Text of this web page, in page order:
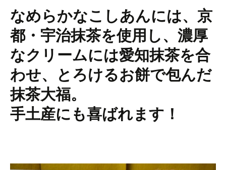
なめらかなこしあんには、京
都・宇治抹茶を使用し、濃厚
なクリームには愛知抹茶を合
わせ、とろけるお餅で包んだ
抹茶大福。
手土産にも喜ばれます！